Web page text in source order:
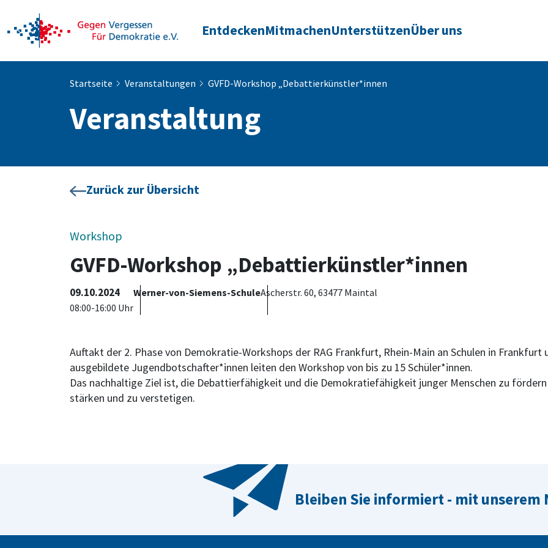
EntdeckenMitmachenUnterstützenÜber uns
Startseite Veranstaltungen GVFD-Workshop „Debattierkünstler*innen
Veranstaltung
Zurück zur Übersicht
Workshop
GVFD-Workshop „Debattierkünstler*innen
09.10.2024
08:00-16:00 Uhr
Werner-von-Siemens-SchuleAscherstr. 60, 63477 Maintal
Auftakt der 2. Phase von Demokratie-Workshops der RAG Frankfurt, Rhein-Main an Schulen in Frankfurt
ausgebildete Jugendbotschafter*innen leiten den Workshop von bis zu 15 Schüler*innen.
Das nachhaltige Ziel ist, die Debattierfähigkeit und die Demokratiefähigkeit junger Menschen zu
stärken und zu verstetigen.
Bleiben Sie informiert - mit unserem